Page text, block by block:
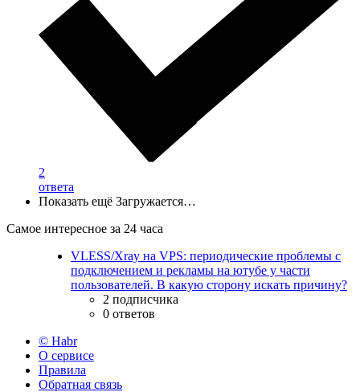
2
ответа
Показать ещё Загружается…
Самое интересное за 24 часа
VLESS/Xray на VPS: периодические проблемы с
подключением и рекламы на ютубе у части
пользователей. В какую сторону искать причину?
2 подписчика
0 ответов
© Habr
О сервисе
Правила
Обратная связь